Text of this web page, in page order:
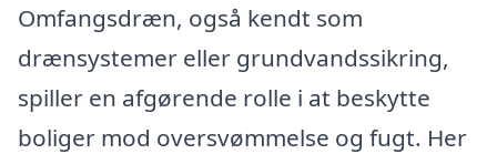
Omfangsdræn, også kendt som
drænsystemer eller grundvandssikring,
spiller en afgørende rolle i at beskytte
boliger mod oversvømmelse og fugt. Her